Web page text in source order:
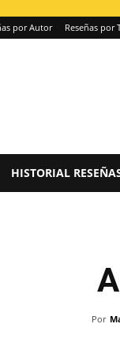
por Autor Reseñas por
HISTORIAL
Por